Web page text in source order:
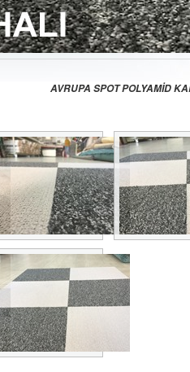
AVRUPA SPOT POLYAMİD